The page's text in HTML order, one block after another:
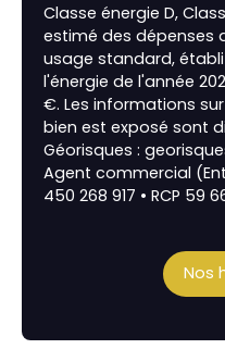
Classe énergie D,
estimé des dépenses
usage standard,
l'énergie de l'année
€. Les informations
bien est exposé sont
Géorisques :
Agent commercial
450 268 917 • RCP 59
Nos